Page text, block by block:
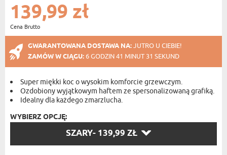
139,99 zł
Cena Brutto
GWARANTOWANA DOSTAWA NA:JUTRO U CIEBIE!
ZAMÓW W CIĄGU: 6 GODZIN 41 MINUT 30 SEKUND
Super miękki koc o wysokim komforcie grzewczym.
Ozdobiony wyjątkowym haftem ze spersonalizowaną grafiką.
Idealny dla każdego zmarzlucha.
WYBIERZ OPCJĘ:
SZARY- 139,99 ZŁ